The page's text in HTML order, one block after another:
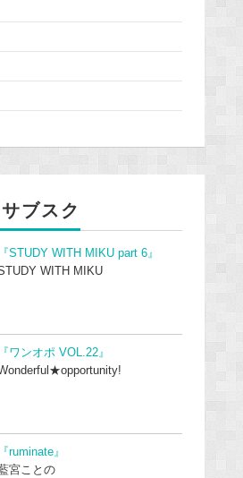
ブスク
『STUDY WITH MIKU part 6』
WITH MIKU
『ワンオポ VOL.22』
『ruminate』
宮ことの